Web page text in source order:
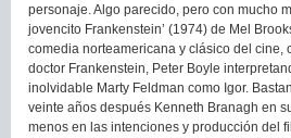
personaje. Algo parecido, pero con mucho
jovencito Frankenstein’ (1974) de Mel
comedia norteamericana y clásico del cine,
doctor Frankenstein, Peter Boyle
inolvidable Marty Feldman como Igor.
veinte años después Kenneth Branagh en
menos en las intenciones y producción del